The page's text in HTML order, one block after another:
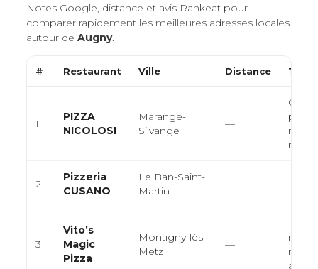
Notes Google, distance et avis Rankeat pour
comparer rapidement les meilleures adresses locales
autour deAugny.
# Restaurant Ville Distance Type
1
PIZZA
NICOLOSI
Marange-
Silvange
—
2
Pizzeria
CUSANO
Le Ban-Saint-
Martin
—
3
Vito’s
Magic
Pizza
Montigny-lès-
Metz
—